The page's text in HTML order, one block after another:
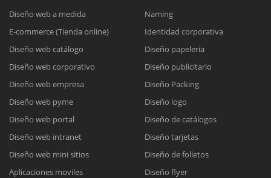
Diseño web a medida
E-commerce (Tienda online)
Diseño web catálogo
Diseño web corporativo
Diseño web empresa
Diseño web pyme
Diseño web portal
Diseño web intranet
Diseño web mini sitios
Aplicaciones moviles
Naming
Identidad corporativa
Diseño papelería
Diseño publicitario
Diseño Packing
Diseño logo
Diseño de catálogos
Diseño tarjetas
Diseño de folletos
Diseño flyer